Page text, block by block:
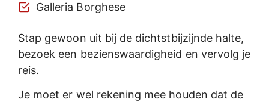
Galleria Borghese
Stap gewoon uit bij de dichtstbijzijnde halte,
bezoek een bezienswaardigheid en vervolg je
reis.
Je moet er wel rekening mee houden dat de